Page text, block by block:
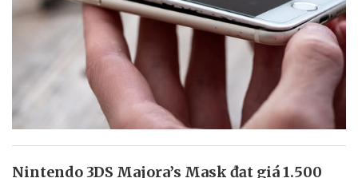
Nintendo 3DS Majora’s Mask đạt giá 1.500